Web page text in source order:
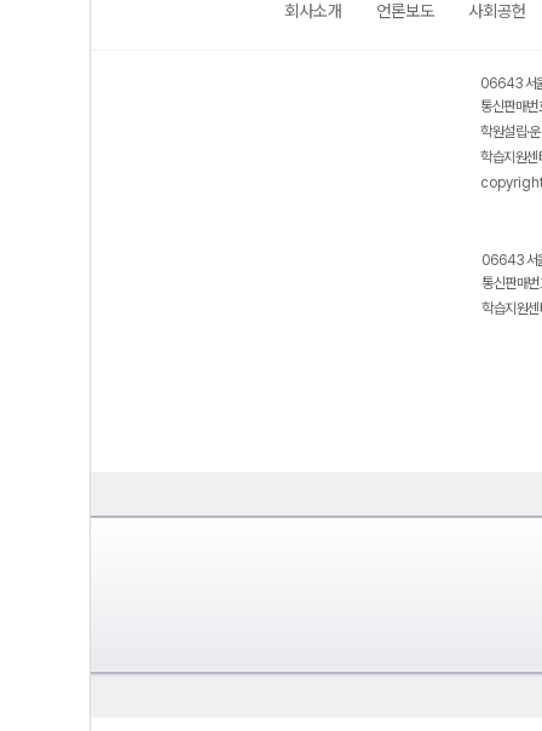
회사소개 언론보도 사회공헌
06643 서
통신판매
학원설립·
학습지원
06643 서
통신판매
학습지원